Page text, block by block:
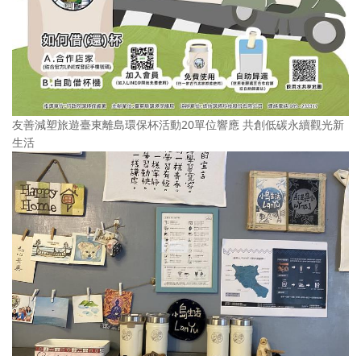
友善減塑旅遊臺東離島環保杯活動20單位響應 共創低碳永續觀光新
生活